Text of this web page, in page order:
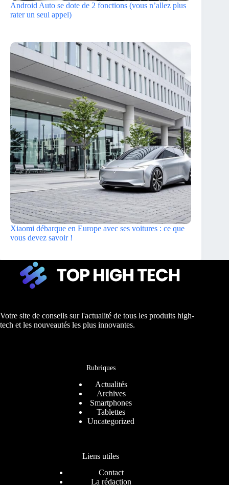
Android Auto se dote de 2 fonctions (vous n’allez plus
rater un seul appel)
Xiaomi débarque en Europe avec ses voitures : ce que
vous devez savoir !
Votre site de conseils sur l'actualité de tous les produits high-
tech et les nouveautés les plus innovantes.
Rubriques
Actualités
Archives
Smartphones
Tablettes
Uncategorized
Liens utiles
Contact
La rédaction